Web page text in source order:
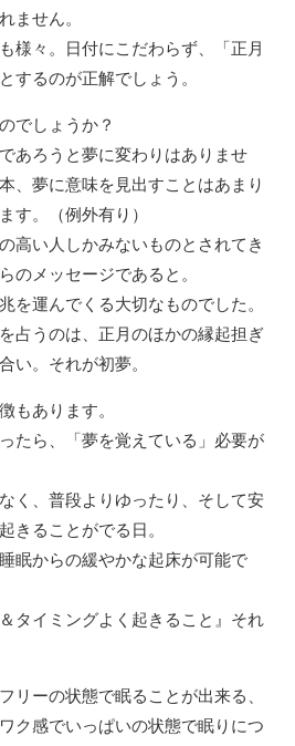
ません。
様々。日付にこだわらず、「正月
するのが正解でしょう。
でしょうか？
あろうと夢に変わりはありませ
、夢に意味を見出すことはあまり
す。（例外有り）
高い人しかみないものとされてき
のメッセージであると。
を運んでくる大切なものでした。
占うのは、正月のほかの縁起担ぎ
い。それが初夢。
もあります。
たら、「夢を覚えている」必要が
く、普段よりゆったり、そして安
きることがでる日。
眠からの緩やかな起床が可能で
タイミングよく起きること』それ
リーの状態で眠ることが出来る、
ク感でいっぱいの状態で眠りにつ